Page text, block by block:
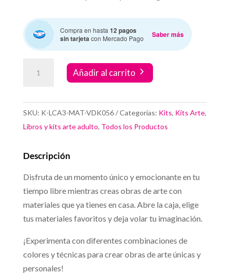
Compra en hasta12 pagos
sin tarjetacon Mercado Pago Saber más
basico
cantidad
Añadir al carrito
SKU: K-LCA3-MAT-VDK056 Categorías: Kits, Kits Arte,
Libros y kits arte adulto, Todos los Productos
Descripción
Disfruta de un momento único y emocionante en tu
tiempo libre mientras creas obras de arte con
materiales que ya tienes en casa. Abre la caja, elige
tus materiales favoritos y deja volar tu imaginación.
¡Experimenta con diferentes combinaciones de
colores y técnicas para crear obras de arte únicas y
personales!